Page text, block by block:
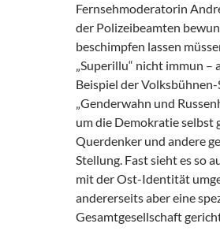
Fernsehmoderatorin
der Polizeibeamten
beschimpfen lassen
„Superillu“ nicht immun
Beispiel der
„Genderwahn und
um die Demokratie selbst
Querdenker und andere
Stellung. Fast sieht es so
mit der Ost-Identität
andererseits aber eine
Gesamtgesellschaft